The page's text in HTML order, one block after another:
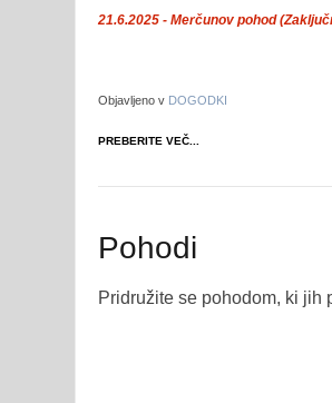
21.6.2025 - Merčunov pohod (
Objavljeno v DOGODKI
PREBERITE VEČ...
Pohodi
Pridružite se pohodom, ki jih